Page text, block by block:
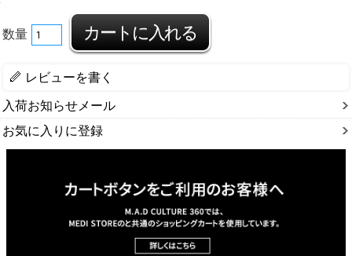
数量
レビューを書く
入荷お知らせメール
お気に入りに登録